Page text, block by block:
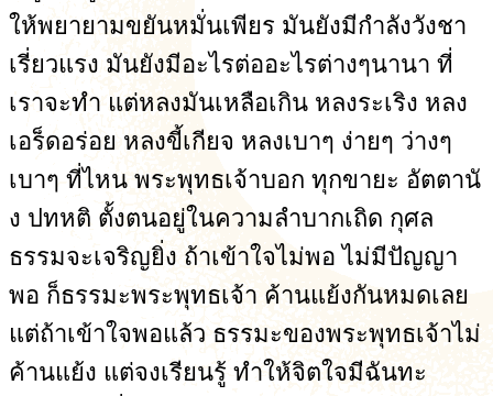
ให้พยายามขยันหมั่นเพียร มันยังมีกำลังวังชา
เรี่ยวแรง มันยังมีอะไรต่ออะไรต่างๆนานา ที่
เราจะทำ แต่หลงมันเหลือเกิน หลงระเริง หลง
เอร็ดอร่อย หลงขี้เกียจ หลงเบาๆ ง่ายๆ ว่างๆ
เบาๆ ที่ไหน พระพุทธเจ้าบอก ทุกขายะ อัตตานั
ง ปทหติ ตั้งตนอยู่ในความลำบากเถิด กุศล
ธรรมจะเจริญยิ่ง ถ้าเข้าใจไม่พอ ไม่มีปัญญา
พอ ก็ธรรมะพระพุทธเจ้า ค้านแย้งกันหมดเลย
แต่ถ้าเข้าใจพอแล้ว ธรรมะของพระพุทธเจ้าไม่
ค้านแย้ง แต่จงเรียนรู้ ทำให้จิตใจมีฉันทะ